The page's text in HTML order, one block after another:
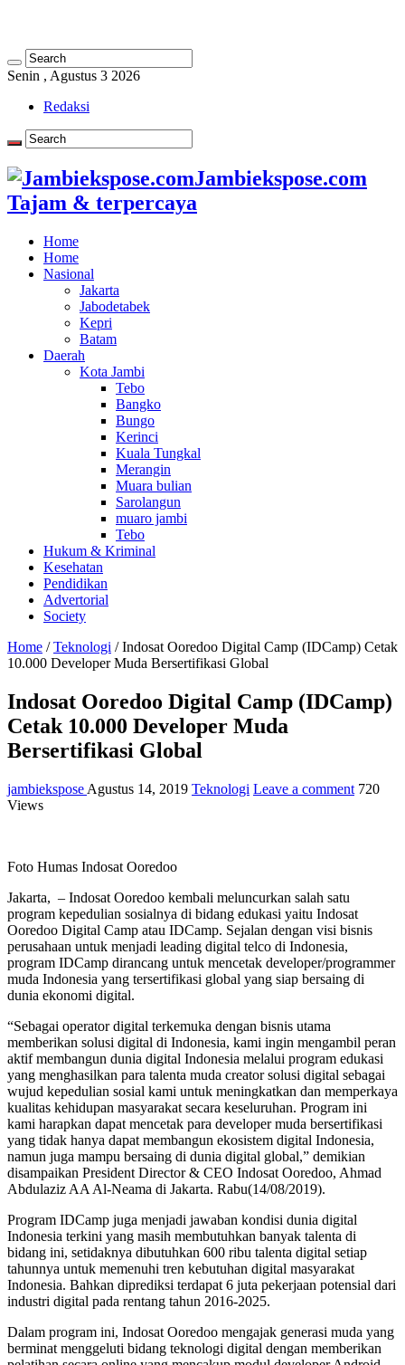
Senin , Agustus 3 2026
Redaksi
Jambiekspose.com
Tajam & terpercaya
Home
Home
Nasional
Jakarta
Jabodetabek
Kepri
Batam
Daerah
Kota Jambi
Tebo
Bangko
Bungo
Kerinci
Kuala Tungkal
Merangin
Muara bulian
Sarolangun
muaro jambi
Tebo
Hukum & Kriminal
Kesehatan
Pendidikan
Advertorial
Society
Home / Teknologi / Indosat Ooredoo Digital Camp (IDCamp) Cetak
10.000 Developer Muda Bersertifikasi Global
Indosat Ooredoo Digital Camp (IDCamp)
Cetak 10.000 Developer Muda
Bersertifikasi Global
jambiekspose Agustus 14, 2019 Teknologi Leave a comment 720
Views
Foto Humas Indosat Ooredoo
Jakarta, – Indosat Ooredoo kembali meluncurkan salah satu
program kepedulian sosialnya di bidang edukasi yaitu Indosat
Ooredoo Digital Camp atau IDCamp. Sejalan dengan visi bisnis
perusahaan untuk menjadi leading digital telco di Indonesia,
program IDCamp dirancang untuk mencetak developer/programmer
muda Indonesia yang tersertifikasi global yang siap bersaing di
dunia ekonomi digital.
“Sebagai operator digital terkemuka dengan bisnis utama
memberikan solusi digital di Indonesia, kami ingin mengambil peran
aktif membangun dunia digital Indonesia melalui program edukasi
yang menghasilkan para talenta muda creator solusi digital sebagai
wujud kepedulian sosial kami untuk meningkatkan dan memperkaya
kualitas kehidupan masyarakat secara keseluruhan. Program ini
kami harapkan dapat mencetak para developer muda bersertifikasi
yang tidak hanya dapat membangun ekosistem digital Indonesia,
namun juga mampu bersaing di dunia digital global,” demikian
disampaikan President Director & CEO Indosat Ooredoo, Ahmad
Abdulaziz AA Al-Neama di Jakarta. Rabu(14/08/2019).
Program IDCamp juga menjadi jawaban kondisi dunia digital
Indonesia terkini yang masih membutuhkan banyak talenta di
bidang ini, setidaknya dibutuhkan 600 ribu talenta digital setiap
tahunnya untuk memenuhi tren kebutuhan digital masyarakat
Indonesia. Bahkan diprediksi terdapat 6 juta pekerjaan potensial dari
industri digital pada rentang tahun 2016-2025.
Dalam program ini, Indosat Ooredoo mengajak generasi muda yang
berminat menggeluti bidang teknologi digital dengan memberikan